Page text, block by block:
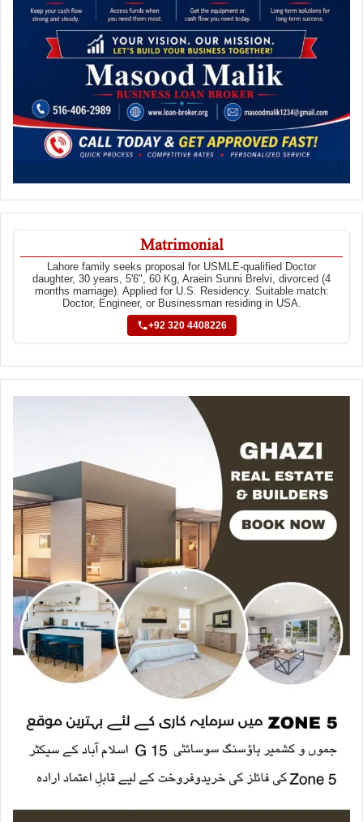
Matrimonial
Lahore family seeks proposal for USMLE-qualified Doctor
daughter, 30 years, 5'6", 60 Kg, Araein Sunni Brelvi, divorced (4
months marriage). Applied for U.S. Residency. Suitable match:
Doctor, Engineer, or Businessman residing in USA.
+92 320 4408226